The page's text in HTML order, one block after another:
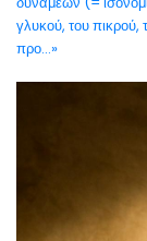
γλυκού, του πικρού,
προ...»